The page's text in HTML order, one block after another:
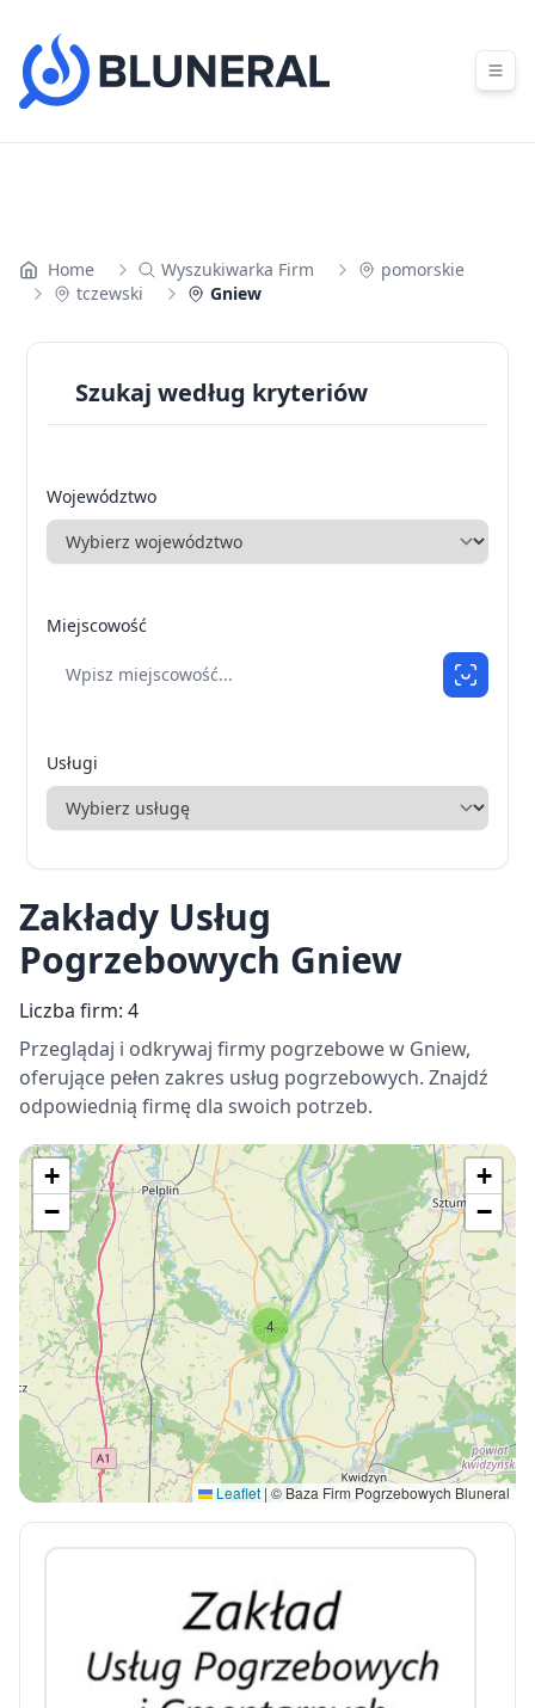
Home Wyszukiwarka Firm
pomorskie
tczewski
Gniew
Szukaj według kryteriów
Województwo
Miejscowość
Usługi
Zakłady Usług
Pogrzebowych Gniew
Liczba firm: 4
Przeglądaj i odkrywaj firmy pogrzebowe w Gniew,
oferujące pełen zakres usług pogrzebowych. Znajdź
odpowiednią firmę dla swoich potrzeb.
4
+
−
+
−
Leaflet | © Baza Firm Pogrzebowych Bluneral